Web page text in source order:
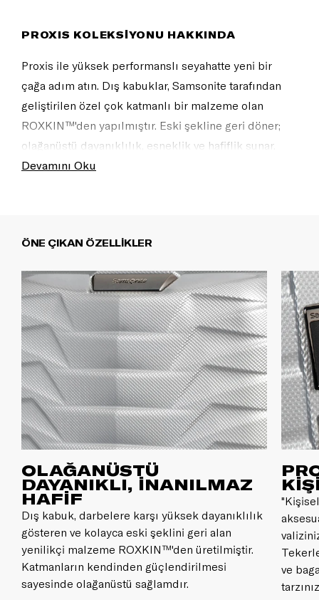
PROXIS KOLEKSİYONU HAKKINDA
Proxis ile yüksek performanslı seyahatte yeni bir
çağa adım atın. Dış kabuklar, Samsonite tarafından
geliştirilen özel çok katmanlı bir malzeme olan
ROXKIN™'den yapılmıştır. Eski şekline geri döner;
olağanüstü dayanıklılık, esneklik ve hafiflik sunar.
Sofistike tasarım kendine güveni yansıtır ve tüm
Devamını Oku
ÖNE ÇIKAN ÖZELLİKLER
OLAĞANÜSTÜ
DAYANIKLI, İNANILMAZ
HAFİF
Dış kabuk, darbelere karşı yüksek dayanıklılık
gösteren ve kolayca eski şeklini geri alan
yenilikçi malzeme ROXKIN™'den üretilmiştir.
Katmanların kendinden güçlendirilmesi
sayesinde olağanüstü sağlamdır.
ve